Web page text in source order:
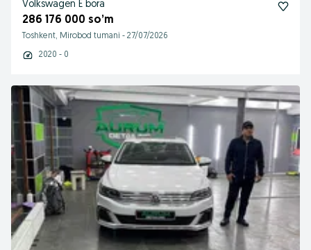
Volkswagen E bora
286 176 000 so’m
Toshkent, Mirobod tumani - 27/07/2026
2020 - 0